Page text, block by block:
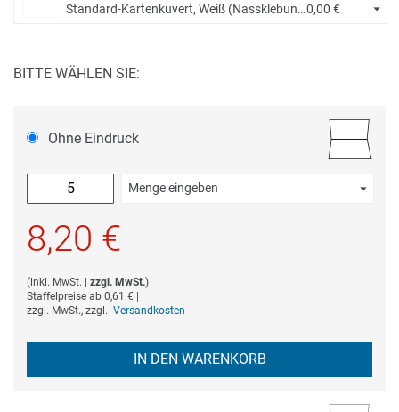
Standard-Kartenkuvert, Weiß (Nassklebung) +0,00 €
BITTE WÄHLEN SIE:
Ohne Eindruck
Menge eingeben
8,20 €
(inkl. MwSt. | zzgl. MwSt.)
Staffelpreise ab 0,61 € |
zzgl. MwSt., zzgl. Versandkosten
IN DEN WARENKORB